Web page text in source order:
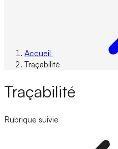
Accueil
Traçabilité
Traçabilité
Rubrique suivie